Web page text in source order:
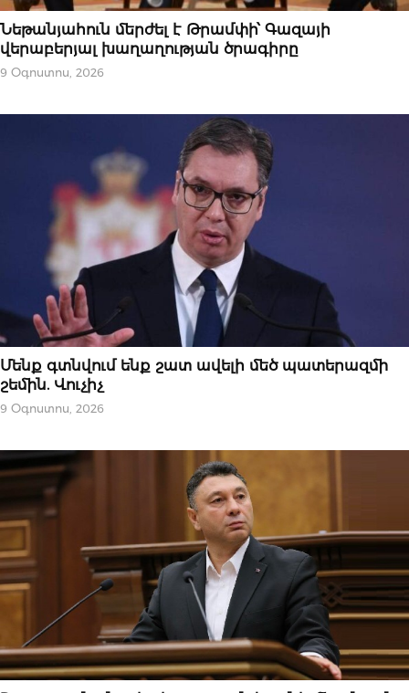
ՄԻՋԱԶԳԱՅԻՆ
Նեթանյահուն մերժել է Թրամփի՝ Գազայի
վերաբերյալ խաղաղության ծրագիրը
9 Օգոստոս, 2026
ՄԻՋԱԶԳԱՅԻՆ
Մենք գտնվում ենք շատ ավելի մեծ պատերազմի
շեմին. Վուչիչ
9 Օգոստոս, 2026